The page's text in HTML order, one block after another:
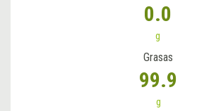
0.0
g
Grasas
99.9
g